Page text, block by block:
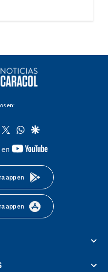
en:
instagram
twitterwhatsapp
google
youtube-
app en
app en